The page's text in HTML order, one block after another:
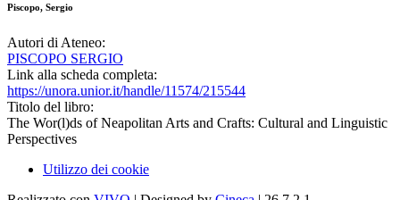
Piscopo, Sergio
Autori di Ateneo:
PISCOPO SERGIO
Link alla scheda completa:
https://unora.unior.it/handle/11574/215544
Titolo del libro:
The Wor(l)ds of Neapolitan Arts and Crafts: Cultural and Linguistic
Perspectives
Utilizzo dei cookie